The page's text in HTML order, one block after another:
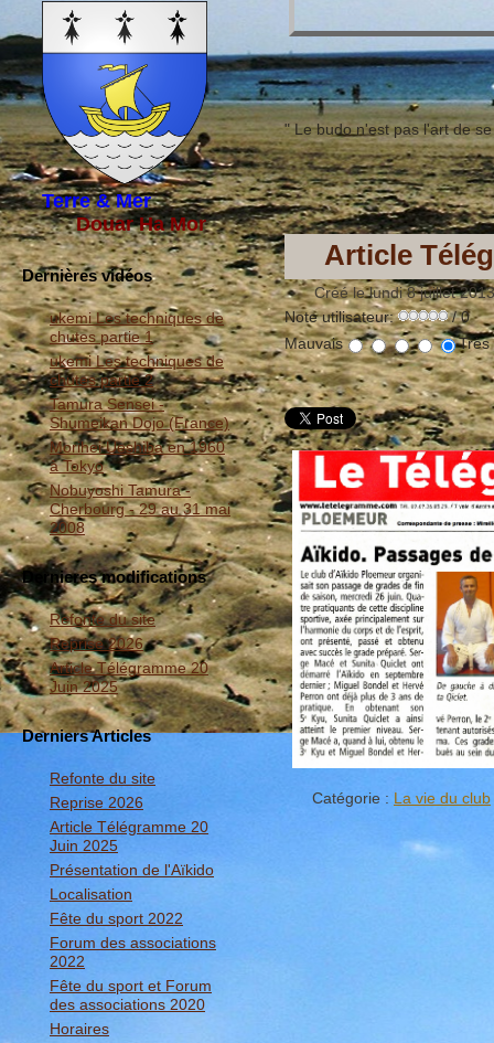
Terre & Mer
Douar Ha Mor
Dernières vidéos
ukemi Les techniques de
chutes partie 1
ukemi Les techniques de
chutes partie 2
Tamura Sensei -
Shumeikan Dojo (France)
Morihei Ueshiba en 1960
à Tokyo
Nobuyoshi Tamura -
Cherbourg - 29 au 31 mai
2008
Dernieres modifications
Refonte du site
Reprise 2026
Article Télégramme 20
Juin 2025
Derniers Articles
Refonte du site
Reprise 2026
Article Télégramme 20
Juin 2025
Présentation de l'Aïkido
Localisation
Fête du sport 2022
Forum des associations
2022
Fête du sport et Forum
des associations 2020
Horaires
" Le budo n'est pas l'art de
Article
Créé le lundi 8 juillet
Note utilisateur:
/ 0
Mauvais
Catégorie : La vie du club